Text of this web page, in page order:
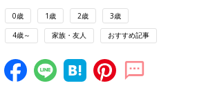
い。できるだけ礼儀正しい、清潔感のある服
。
0歳 1歳 2歳 3歳
4歳～ 家族・友人 おすすめ記事